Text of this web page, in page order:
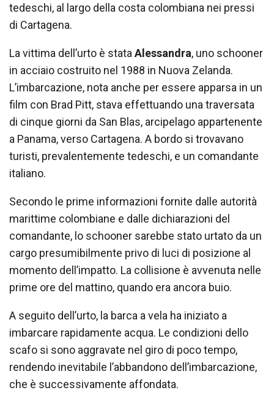
tedeschi, al largo della costa colombiana nei pressi
di Cartagena.
La vittima dell’urto è stata Alessandra, uno schooner
in acciaio costruito nel 1988 in Nuova Zelanda.
L’imbarcazione, nota anche per essere apparsa in un
film con Brad Pitt, stava effettuando una traversata
di cinque giorni da San Blas, arcipelago appartenente
a Panama, verso Cartagena. A bordo si trovavano
turisti, prevalentemente tedeschi, e un comandante
italiano.
Secondo le prime informazioni fornite dalle autorità
marittime colombiane e dalle dichiarazioni del
comandante, lo schooner sarebbe stato urtato da un
cargo presumibilmente privo di luci di posizione al
momento dell’impatto. La collisione è avvenuta nelle
prime ore del mattino, quando era ancora buio.
A seguito dell’urto, la barca a vela ha iniziato a
imbarcare rapidamente acqua. Le condizioni dello
scafo si sono aggravate nel giro di poco tempo,
rendendo inevitabile l’abbandono dell’imbarcazione,
che è successivamente affondata.